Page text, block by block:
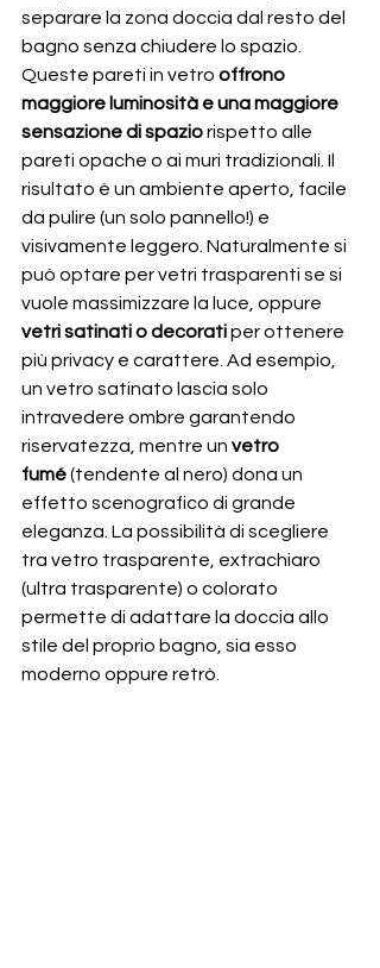
separare la zona doccia dal resto del
bagno senza chiudere lo spazio.
Queste pareti in vetro offrono
maggiore luminosità e una maggiore
sensazione di spazio rispetto alle
pareti opache o ai muri tradizionali. Il
risultato è un ambiente aperto, facile
da pulire (un solo pannello!) e
visivamente leggero. Naturalmente si
può optare per vetri trasparenti se si
vuole massimizzare la luce, oppure
vetri satinati o decorati per ottenere
più privacy e carattere. Ad esempio,
un vetro satinato lascia solo
intravedere ombre garantendo
riservatezza, mentre un vetro
fumé (tendente al nero) dona un
effetto scenografico di grande
eleganza. La possibilità di scegliere
tra vetro trasparente, extrachiaro
(ultra trasparente) o colorato
permette di adattare la doccia allo
stile del proprio bagno, sia esso
moderno oppure retrò.